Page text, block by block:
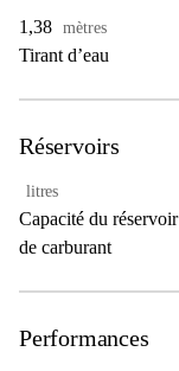
1,38 mètres
Tirant d’eau
Réservoirs
litres
Capacité du réservoir
de carburant
Performances